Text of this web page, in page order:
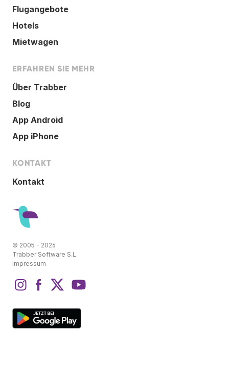
Flugangebote
Hotels
Mietwagen
ERFAHREN SIE MEHR
Über Trabber
Blog
App Android
App iPhone
KONTAKT
Kontakt
© 2005 - 2026
Trabber Software S.L.
Impressum